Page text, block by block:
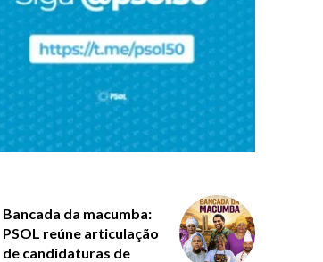
Bancada da macumba:
PSOL reúne articulação
de candidaturas de